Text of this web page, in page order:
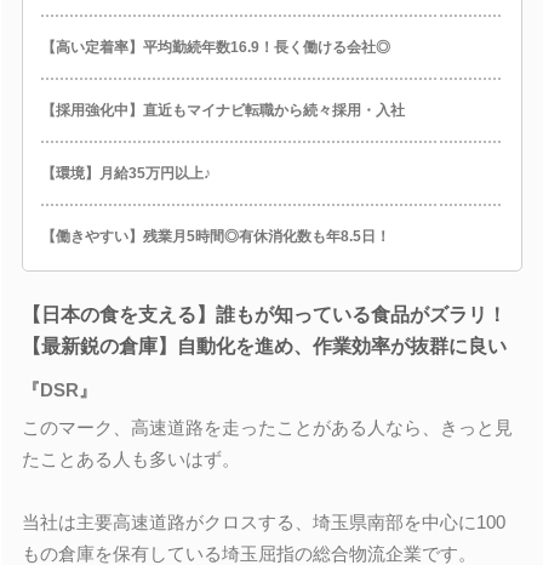
【高い定着率】平均勤続年数16.9！長く働ける会社◎
【採用強化中】直近もマイナビ転職から続々採用・入社
【環境】月給35万円以上♪
【働きやすい】残業月5時間◎有休消化数も年8.5日！
【日本の食を支える】誰もが知っている食品がズラリ！
【最新鋭の倉庫】自動化を進め、作業効率が抜群に良い
『DSR』
このマーク、高速道路を走ったことがある人なら、きっと見
たことある人も多いはず。
当社は主要高速道路がクロスする、埼玉県南部を中心に100
もの倉庫を保有している埼玉屈指の総合物流企業です。